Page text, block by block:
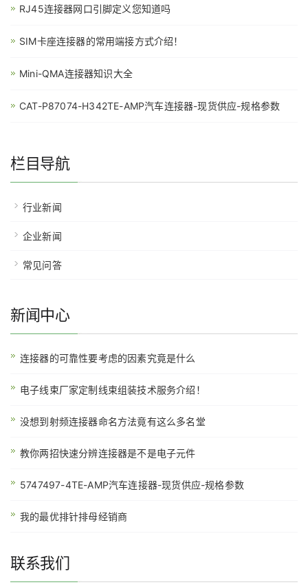
RJ45连接器网口引脚定义您知道吗
SIM卡座连接器的常用端接方式介绍！
Mini-QMA连接器知识大全
CAT-P87074-H342TE-AMP汽车连接器-现货供应-规格参数
栏目导航
行业新闻
企业新闻
常见问答
新闻中心
连接器的可靠性要考虑的因素究竟是什么
电子线束厂家定制线束组装技术服务介绍！
没想到射频连接器命名方法竟有这么多名堂
教你两招快速分辨连接器是不是电子元件
5747497-4TE-AMP汽车连接器-现货供应-规格参数
我的最优排针排母经销商
联系我们